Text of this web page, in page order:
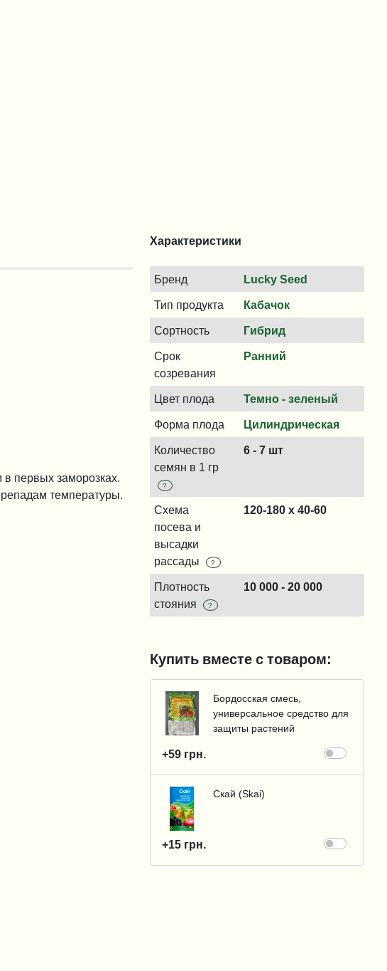
Характеристики
Бренд Lucky Seed
Тип продукта Кабачок
Сортность Гибрид
Срок
созревания
Ранний
Цвет плода Темно - зеленый
Форма плода Цилиндрическая
Количество
семян в 1 гр
?
6 - 7 шт
Схема
посева и
высадки
рассады
?
120-180 x 40-60
Плотность
стояния
?
10 000 - 20 000
Купить вместе с товаром:
Бордосская смесь,
универсальное средство для
защиты растений
+59 грн.
Скай (Skai)
+15 грн.
первых заморозках.
температуры.